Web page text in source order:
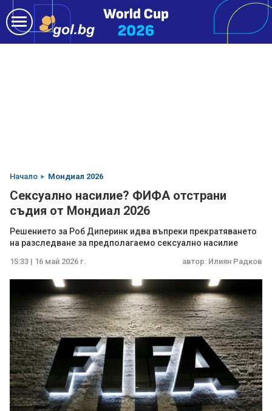
Начало Мондиал 2026
Сексуално насилие? ФИФА отстрани
съдия от Мондиал 2026
Решението за Роб Диперинк идва въпреки прекратяването
на разследванe за предполагаемо сексуално насилие
15:33 | 16 май 2026 г. автор: Илиян Радков